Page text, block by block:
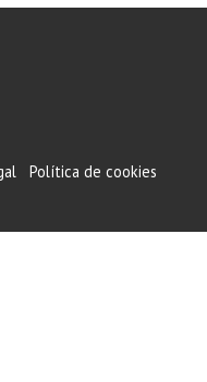
Política de cookies